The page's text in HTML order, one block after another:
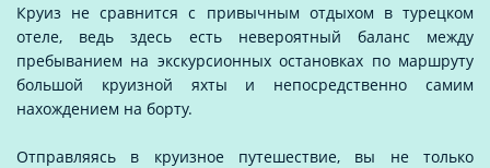
Круиз не сравнится с привычным отдыхом в турецком
отеле, ведь здесь есть невероятный баланс между
пребыванием на экскурсионных остановках по маршруту
большой круизной яхты и непосредственно самим
нахождением на борту.
Отправляясь в круизное путешествие, вы не только